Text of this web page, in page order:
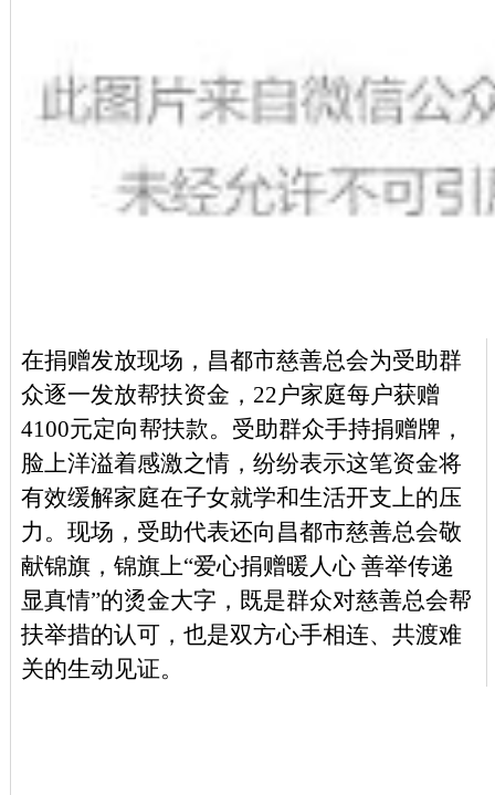
在捐赠发放现场，昌都市慈善总会为受助群
众逐一发放帮扶资金， 22户家庭每户获赠
4100元定向帮扶款。受助群众手持捐赠牌，
脸上洋溢着感激之情，纷纷表示这笔资金将
有效缓解家庭在子女就学和生活开支上的压
力。现场，受助代表还向昌都市慈善总会敬
献锦旗，锦旗上“爱心捐赠暖人心 善举传递
显真情”的烫金大字，既是群众对慈善总会帮
扶举措的认可，也是双方心手相连、共渡难
关的生动见证。